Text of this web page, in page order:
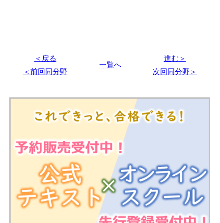
＜戻る
一覧へ
進む＞
＜前回同分野
次回同分野＞